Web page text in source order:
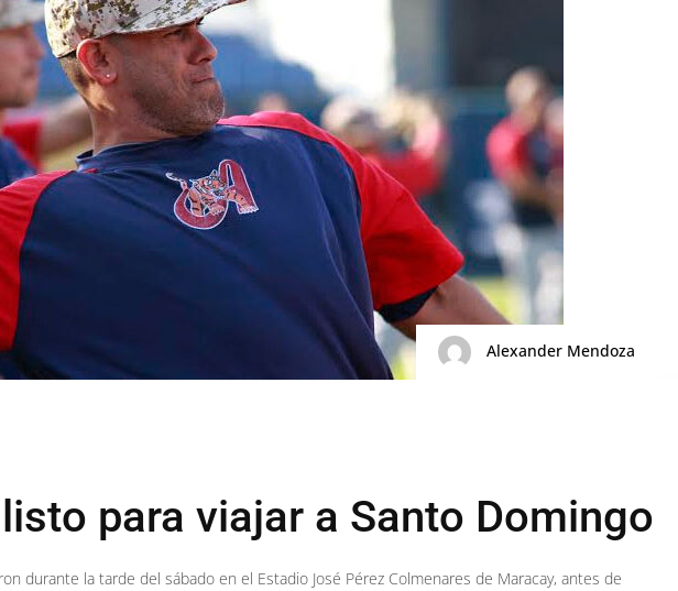
Alexander Mendoza
para viajar a Santo Domingo
durante la tarde del sábado en el Estadio José Pérez Colmenares de Maracay, antes de